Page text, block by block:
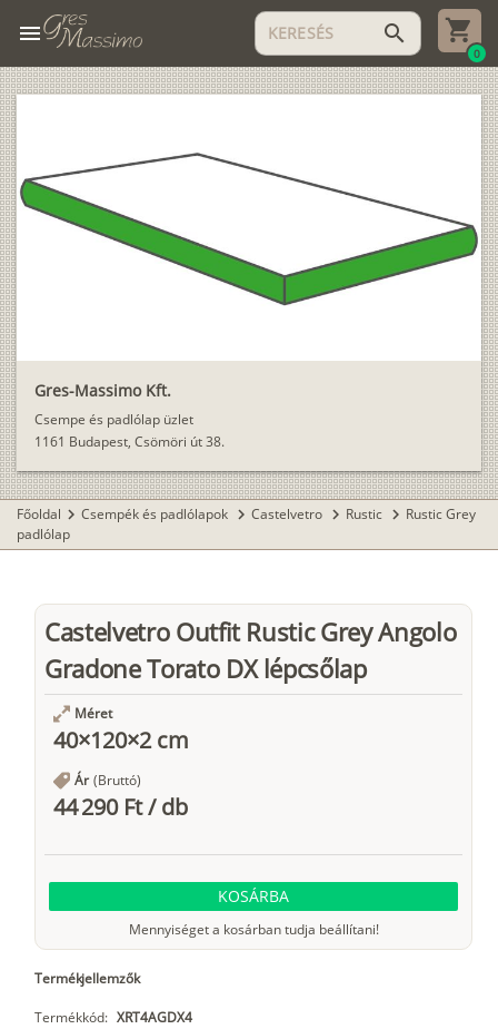
menu search
0
Gres-Massimo Kft.
Csempe és padlólap üzlet
1161 Budapest, Csömöri út 38.
Főoldal chevron_right Csempék és padlólapok chevron_right Castelvetro chevron_right Rustic chevron_right Rustic Grey
padlólap
Castelvetro Outfit Rustic Grey Angolo
Gradone Torato DX lépcsőlap
Méret
40×120×2 cm
Ár (Bruttó)
44 290 Ft/db
KOSÁRBA
Mennyiséget a kosárban tudja beállítani!
Termékjellemzők
Termékkód: XRT4AGDX4